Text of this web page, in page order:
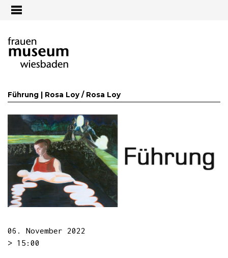
Führung | Rosa Loy / Rosa Loy
06. November 2022
> 15:00